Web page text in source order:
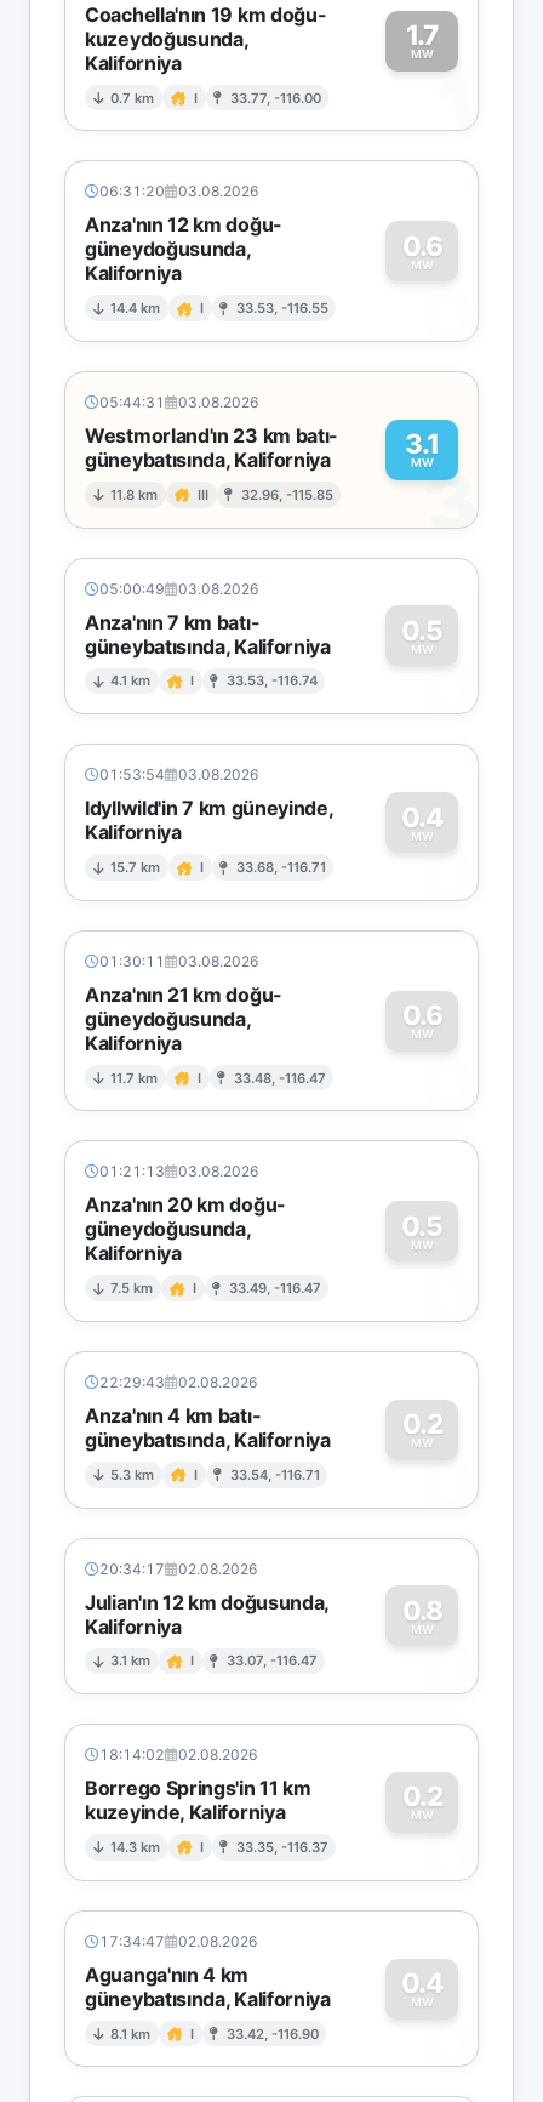
Coachella'nın 19 km doğu-
kuzeydoğusunda,
Kaliforniya
0.7 km I 33.77, -116.00
1.7
MW
1
06:31:20 03.08.2026
Anza'nın 12 km doğu-
güneydoğusunda,
Kaliforniya
14.4 km I 33.53, -116.55
0.6
MW
0
05:44:31 03.08.2026
Westmorland'ın 23 km batı-
güneybatısında, Kaliforniya
11.8 km III 32.96, -115.85
3.1
MW
3
05:00:49 03.08.2026
Anza'nın 7 km batı-
güneybatısında, Kaliforniya
4.1 km I 33.53, -116.74
0.5
MW
0
01:53:54 03.08.2026
Idyllwild'in 7 km güneyinde,
Kaliforniya
15.7 km I 33.68, -116.71
0.4
MW
0
01:30:11 03.08.2026
Anza'nın 21 km doğu-
güneydoğusunda,
Kaliforniya
11.7 km I 33.48, -116.47
0.6
MW
0
01:21:13 03.08.2026
Anza'nın 20 km doğu-
güneydoğusunda,
Kaliforniya
7.5 km I 33.49, -116.47
0.5
MW
0
22:29:43 02.08.2026
Anza'nın 4 km batı-
güneybatısında, Kaliforniya
5.3 km I 33.54, -116.71
0.2
MW
0
20:34:17 02.08.2026
Julian'ın 12 km doğusunda,
Kaliforniya
3.1 km I 33.07, -116.47
0.8
MW
0
18:14:02 02.08.2026
Borrego Springs'in 11 km
kuzeyinde, Kaliforniya
14.3 km I 33.35, -116.37
0.2
MW
0
17:34:47 02.08.2026
Aguanga'nın 4 km
güneybatısında, Kaliforniya
8.1 km I 33.42, -116.90
0.4
MW
0